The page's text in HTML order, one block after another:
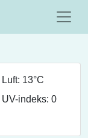
Luft: 13°C
UV-indeks: 0